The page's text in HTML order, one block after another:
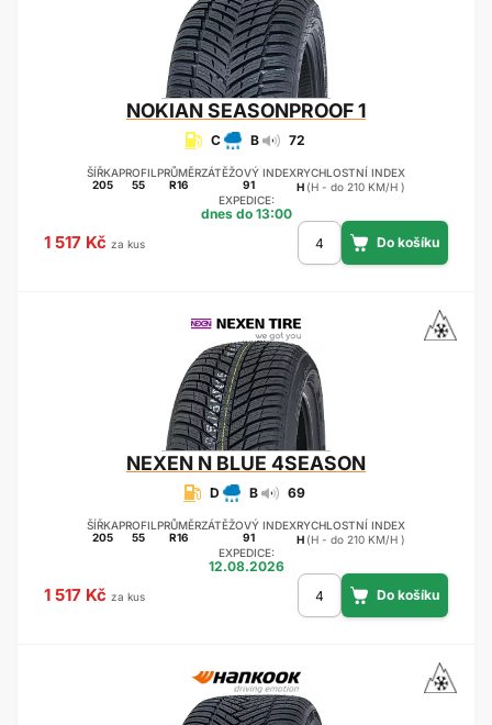
NOKIANSEASONPROOF 1
C B 72
ŠÍŘKA
205
PROFIL
55
PRŮMĚR
R16
ZÁTĚŽOVÝ INDEX
91
RYCHLOSTNÍ INDEX
H (H - do 210 KM/H )
EXPEDICE:
dnes do 13:00
1 517 Kč za kus
NEXEN N BLUE 4SEASON
D B 69
ŠÍŘKA
205
PROFIL
55
PRŮMĚR
R16
ZÁTĚŽOVÝ INDEX
91
RYCHLOSTNÍ INDEX
H (H - do 210 KM/H )
EXPEDICE:
12.08.2026
1 517 Kč za kus